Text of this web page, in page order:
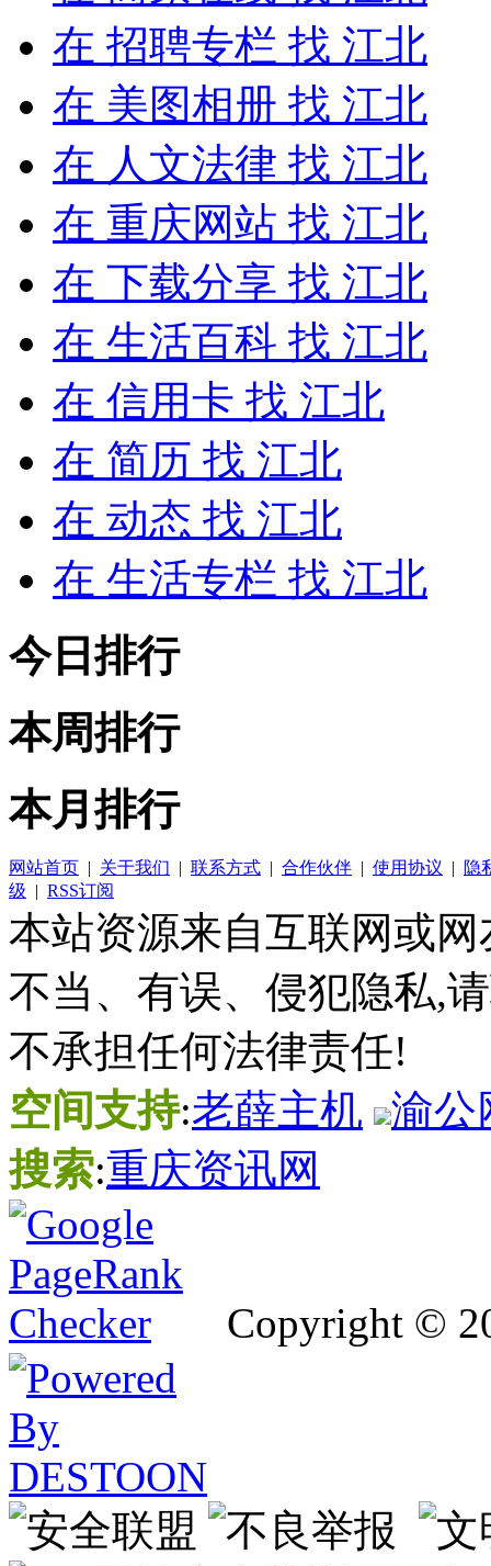
在 招聘专栏 找 江北
在 美图相册 找 江北
在 人文法律 找 江北
在 重庆网站 找 江北
在 下载分享 找 江北
在 生活百科 找 江北
在 信用卡 找 江北
在 简历 找 江北
在 动态 找 江北
在 生活专栏 找 江北
今日排行
本周排行
本月排行
网站首页 | 关于我们 | 联系方式 | 合作伙伴 | 使用协议 |
隐
级 | RSS订阅
本站资源来自互联网或
不当、有误、侵犯隐私,
不承担任何法律责任!
空间支持:老薛主机
渝公
搜索:重庆资讯网
Copyright ©